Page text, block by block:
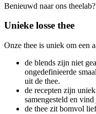
Benieuwd naar ons theelab?
Unieke losse thee
Onze thee is uniek om een
de blends zijn niet
ongedefinieerde
uit de thee.
de recepten zijn
samengesteld en vind
de thee zit bomvol